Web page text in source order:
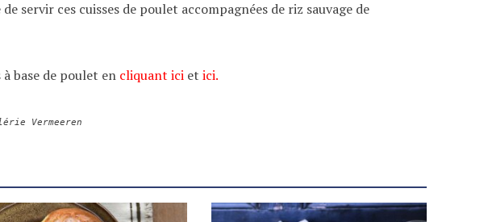
servir ces cuisses de poulet accompagnées de riz sauvage de
base de poulet en cliquant ici etici.
Vermeeren